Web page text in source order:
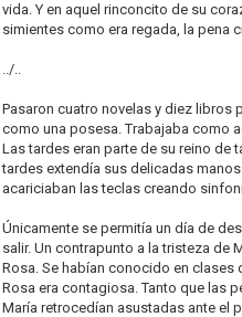
vida. Y en aquel rinconcito de su
simientes como era regada, la pena
../..
Pasaron cuatro novelas y diez libros
como una posesa. Trabajaba como
Las tardes eran parte de su reino de
tardes extendía sus delicadas
acariciaban las teclas creando
Únicamente se permitía un día de
salir. Un contrapunto a la tristeza de
Rosa. Se habían conocido en clases
Rosa era contagiosa. Tanto que las
María retrocedían asustadas ante el